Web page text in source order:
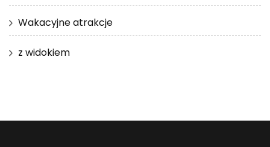
Wakacyjne atrakcje
z widokiem